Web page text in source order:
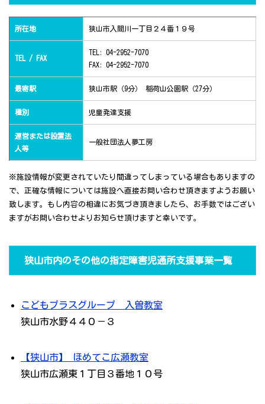
所在地 狭山市入間川一丁目２４番１９号
TEL / FAX
TEL: 04-2952-7070
FAX: 04-2952-7070
最寄駅 狭山市駅（9分） 稲荷山公園駅（27分）
種別 児童発達支援
運営または設置法
人等
一般社団法人夢工房
※施設情報が変更されていたり間違ってしまっている場合もありますの
で、正確な情報については施設へ直接お問い合わせ頂きますようお願い
致します。もし内容の相違にお気づき頂きましたら、お手数ではござい
ますがお問い合わせよりお知らせ頂けますと幸いです。
狭山市内のその他の指定障害児通所支援事業一覧
こどもプラスグループ 入曽教室
狭山市水野４４０－３
【狭山市】 ほめてこ広瀬教室
狭山市広瀬東１丁目３番地１０号